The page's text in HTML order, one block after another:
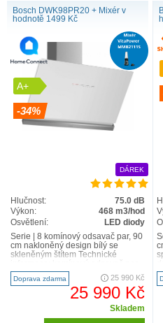
Bosch DWK98PR20 + Mixér v
hodnotě 1499 Kč
A+
-34%
DÁREK
Hlučnost:
75.0 dB
Výkon:
468 m3/hod
Osvětlení:
LED diody
Serie | 8 komínový odsavač par, 90
cm nakloněný design bílý se
skleněným štítem Technické
barva spotřebiče: bíl..
Doprava zdarma 25 990 Kč
25 990 Kč
Skladem